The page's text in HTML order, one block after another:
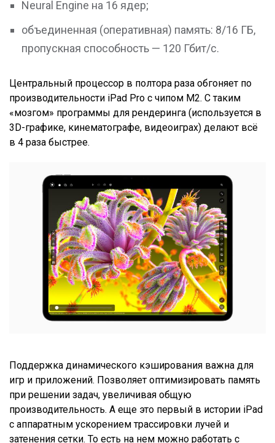
Neural Engine на 16 ядер;
объединенная (оперативная) память: 8/16 ГБ,
пропускная способность — 120 Гбит/с.
Центральный процессор в полтора раза обгоняет по
производительности iPad Pro с чипом M2. С таким
«мозгом» программы для рендеринга (используется в
3D-графике, кинематографе, видеоиграх) делают всё
в 4 раза быстрее.
Поддержка динамического кэширования важна для
игр и приложений. Позволяет оптимизировать память
при решении задач, увеличивая общую
производительность. А еще это первый в истории iPad
с аппаратным ускорением трассировки лучей и
затенения сетки. То есть на нем можно работать с